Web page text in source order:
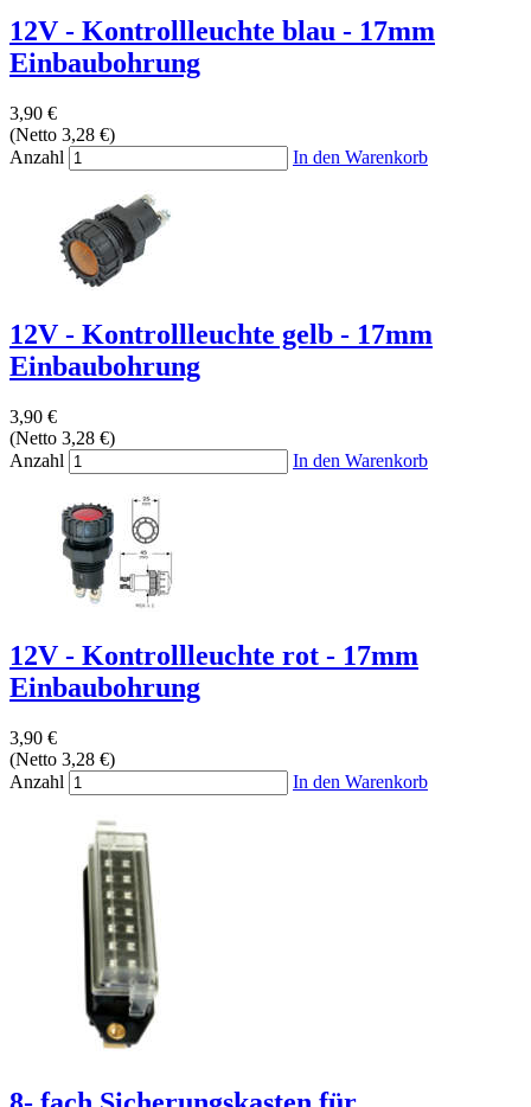
12V - Kontrollleuchte blau - 17mm
Einbaubohrung
3,90 €
(Netto 3,28 €)
Anzahl
In den Warenkorb
12V - Kontrollleuchte gelb - 17mm
Einbaubohrung
3,90 €
(Netto 3,28 €)
Anzahl
In den Warenkorb
12V - Kontrollleuchte rot - 17mm
Einbaubohrung
3,90 €
(Netto 3,28 €)
Anzahl
In den Warenkorb